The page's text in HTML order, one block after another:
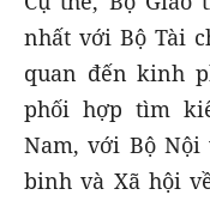
nhất với Bộ Tài
quan đến kinh
phối hợp tìm
Nam, với Bộ Nội
binh và Xã hội